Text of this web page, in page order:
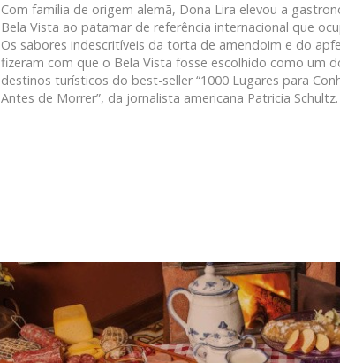
Com família de origem alemã, Dona Lira elevou a
Bela Vista ao patamar de referência internacional que
Os sabores indescritíveis da torta de amendoim e do
fizeram com que o Bela Vista fosse escolhido como um
destinos turísticos do best-seller “1000 Lugares para
Antes de Morrer”, da jornalista americana Patricia Schultz.